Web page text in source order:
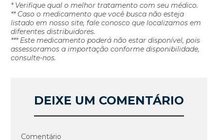
* Verifique qual o melhor tratamento com seu médico.
** Caso o medicamento que você busca não esteja
listado em nosso site, fale conosco que localizamos em
diferentes distribuidores.
*** Este medicamento poderá não estar disponível, pois
assessoramos a importação conforme disponibilidade,
consulte-nos.
DEIXE UM COMENTÁRIO
Comentário